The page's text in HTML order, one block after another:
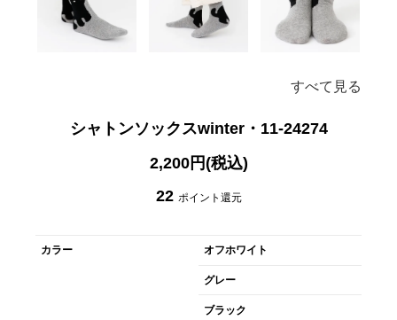
すべて見る
シャトンソックスwinter・11-24274
2,200円(税込)
22 ポイント還元
カラー オフホワイト
グレー
ブラック